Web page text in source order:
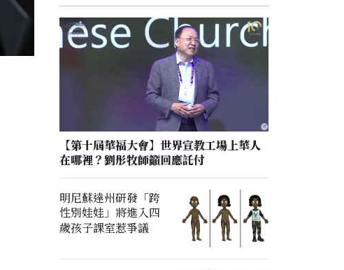
【第十屆華福大會】世界宣教工場上華人
在哪裡？劉彤牧師籲回應託付
明尼蘇達州研發「跨
性別娃娃」將進入四
歲孩子課室惹爭議